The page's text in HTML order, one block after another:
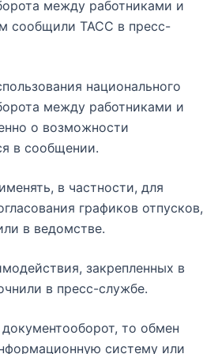
между работниками и
сообщили ТАСС в пресс-
национального
между работниками и
о возможности
в сообщении.
в частности, для
графиков отпусков,
в ведомстве.
закрепленных в
в пресс-службе.
то обмен
систему или